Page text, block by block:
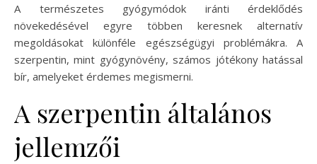
A természetes gyógymódok iránti érdeklődés
növekedésével egyre többen keresnek alternatív
megoldásokat különféle egészségügyi problémákra. A
szerpentin, mint gyógynövény, számos jótékony hatással
bír, amelyeket érdemes megismerni.
A szerpentin általános
jellemzői